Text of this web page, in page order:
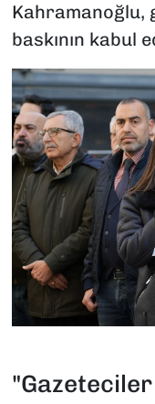
Kahramanoğlu,
baskının kabul